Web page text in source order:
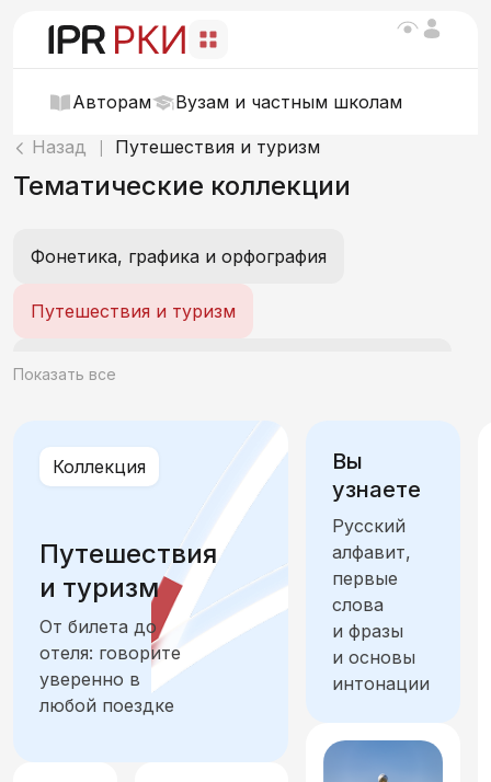
Авторам Вузам и частным школам
Назад Путешествия и туризм
Тематические коллекции
Фонетика, графика и орфография
Путешествия и туризм
Мой день. Распорядок, быт и действия
Отдых и хобби
Еда и продукты
Жильё. Дом и интерьер
Семья и друзья. Отношения и общение
Показать все
Коллекция
Путешествия
и туризм
От билета до
отеля: говорите
уверенно в
любой поездке
Вы
узнаете
Русский
алфавит,
первые
слова
и фразы
и основы
интонации